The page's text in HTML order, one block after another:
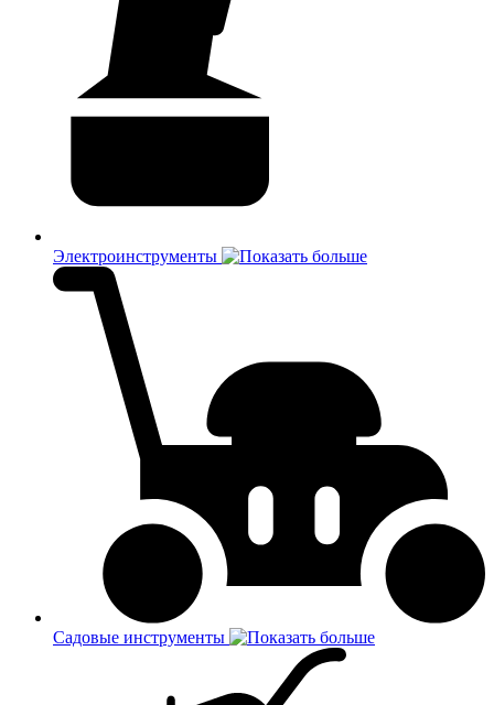
Электроинструменты
Садовые инструменты